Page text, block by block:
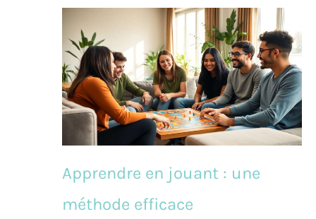
Apprendre en jouant : une
méthode efficace